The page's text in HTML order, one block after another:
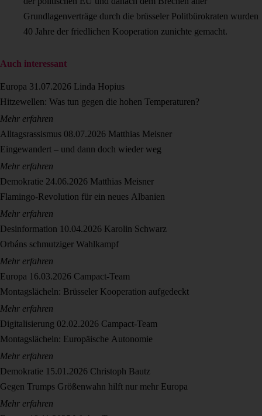
Grundlagenverträge durch die brüsseler Politbürokraten wurden
40 Jahre der friedlichen Kooperation zunichte gemacht.
Auch interessant
Europa 31.07.2026 Linda Hopius
Hitzewellen: Was tun gegen die hohen Temperaturen?
Mehr erfahren
Alltagsrassismus 08.07.2026 Matthias Meisner
Eingewandert – und dann doch wieder weg
Mehr erfahren
Demokratie 24.06.2026 Matthias Meisner
Flamingo-Revolution für ein neues Albanien
Mehr erfahren
Desinformation 10.04.2026 Karolin Schwarz
Orbáns schmutziger Wahlkampf
Mehr erfahren
Europa 16.03.2026 Campact-Team
Montagslächeln: Brüsseler Kooperation aufgedeckt
Mehr erfahren
Digitalisierung 02.02.2026 Campact-Team
Montagslächeln: Europäische Autonomie
Mehr erfahren
Demokratie 15.01.2026 Christoph Bautz
Gegen Trumps Größenwahn hilft nur mehr Europa
Mehr erfahren